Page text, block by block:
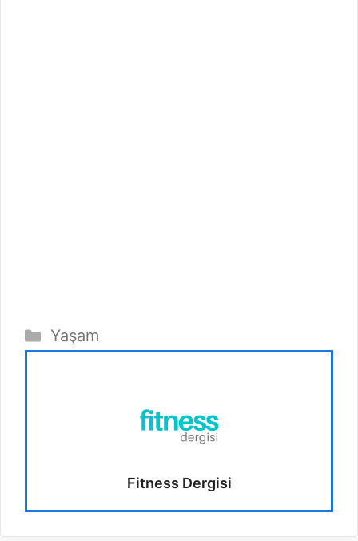
Kategoriler
Yaşam
Fitness Dergisi